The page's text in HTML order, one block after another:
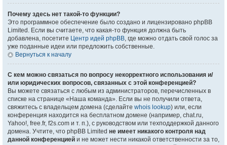
Почему здесь нет такой-то функции?
Это программное обеспечение было создано и лицензировано phpBB
Limited. Если вы считаете, что какая-то функция должна быть
добавлена, посетите Центр идей phpBB, где можно отдать свой голос за
уже поданные идеи или предложить собственные.
Вернуться к началу
С кем можно связаться по вопросу некорректного использования и/
или юридических вопросов, связанных с этой конференцией?
Вы можете связаться с любым из администраторов, перечисленных в
списке на странице «Наша команда». Если вы не получили ответа,
свяжитесь с владельцем домена (сделайте whois lookup) или, если
конференция находится на бесплатном домене (например, chat.ru,
Yahoo!, free.fr, f2s.com и т. п.), с руководством или техподдержкой данного
домена. Учтите, что phpBB Limited не имеет никакого контроля над
данной конференцией и не может нести никакой ответственности за то,